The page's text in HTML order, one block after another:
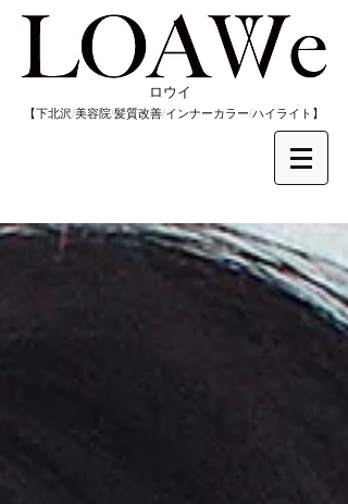
​ロウイ
​【下北沢/美容院/髪質改善/インナーカラー/​ハイライト】